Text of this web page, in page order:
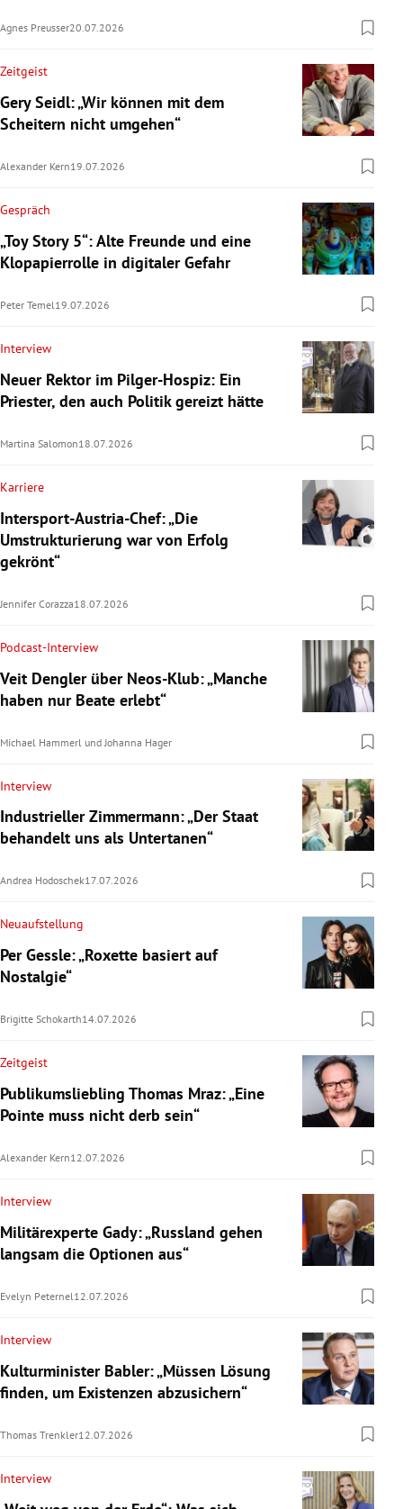
Agnes Preusser20.07.2026
Zeitgeist
Gery Seidl: „Wir können mit dem
Scheitern nicht umgehen“
Alexander Kern19.07.2026
Gespräch
„Toy Story 5“: Alte Freunde und eine
Klopapierrolle in digitaler Gefahr
Peter Temel 19.07.2026
Interview
Neuer Rektor im Pilger-Hospiz: Ein
Priester, den auch Politik gereizt hätte
Martina Salomon18.07.2026
Karriere
Intersport-Austria-Chef: „Die
Umstrukturierung war von Erfolg
gekrönt“
Jennifer Corazza18.07.2026
Podcast-Interview
Veit Dengler über Neos-Klub: „Manche
haben nur Beate erlebt“
Michael Hammerl und Johanna Hager
Interview
Industrieller Zimmermann: „Der Staat
behandelt uns als Untertanen“
Andrea Hodoschek17.07.2026
Neuaufstellung
Per Gessle: „Roxette basiert auf
Nostalgie“
Brigitte Schokarth14.07.2026
Zeitgeist
Publikumsliebling Thomas Mraz: „Eine
Pointe muss nicht derb sein“
Alexander Kern12.07.2026
Interview
Militärexperte Gady: „Russland gehen
langsam die Optionen aus“
Evelyn Peternel12.07.2026
Interview
Kulturminister Babler: „Müssen Lösung
finden, um Existenzen abzusichern“
Thomas Trenkler12.07.2026
Interview